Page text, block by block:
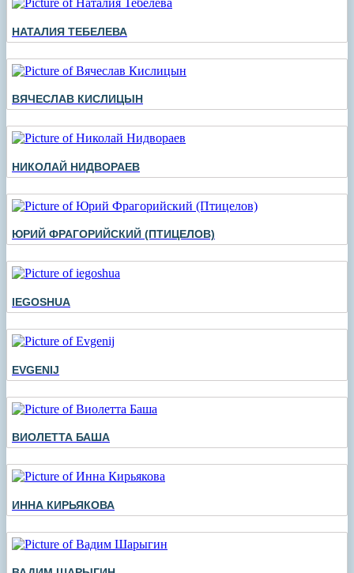
НАТАЛИЯ ТЕБЕЛЕВА
ВЯЧЕСЛАВ КИСЛИЦЫН
НИКОЛАЙ НИДВОРАЕВ
ЮРИЙ ФРАГОРИЙСКИЙ (ПТИЦЕЛОВ)
IEGOSHUA
EVGENIJ
ВИОЛЕТТА БАША
ИННА КИРЬЯКОВА